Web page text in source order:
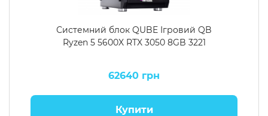
Системний блок QUBE Ігровий QB
Ryzen 5 5600X RTX 3050 8GB 3221
62640 грн
Купити